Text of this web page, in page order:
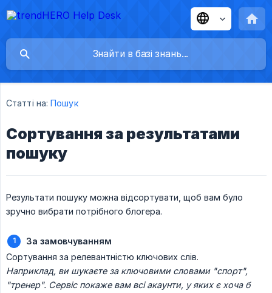
Статті на: Пошук
Сортування за результатами
пошуку
Результати пошуку можна відсортувати, щоб вам було
зручно вибрати потрібного блогера.
За замовчуванням
Сортування за релевантністю ключових слів.
Наприклад, ви шукаєте за ключовими словами "спорт",
"тренер". Сервіс покаже вам всі акаунти, у яких є хоча б